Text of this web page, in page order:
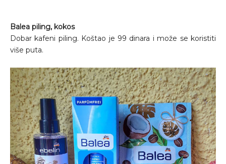
Balea piling, kokos
Dobar kafeni piling. Koštao je 99 dinara i može se koristiti
više puta.